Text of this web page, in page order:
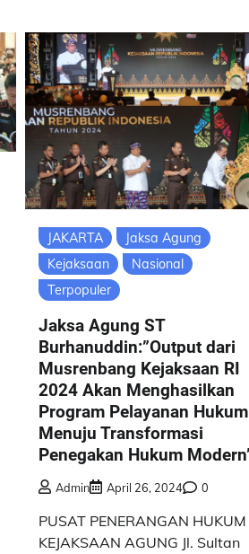
JAKARTA
Jaksa Agung
Kejaksaan
Nasional
Terpopuler
Jaksa Agung ST
Burhanuddin:”Output dari
Musrenbang Kejaksaan RI
2024 Akan Menghasilkan
Program Pelayanan Hukum
Menuju Transformasi
Penegakan Hukum
Admin April 26, 2024 0
PUSAT PENERANGAN HUKUM
KEJAKSAAN AGUNG Jl. Sultan